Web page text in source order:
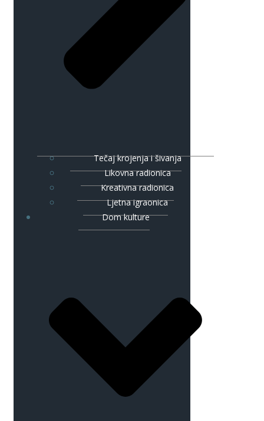
Tečaj krojenja i šivanja
Likovna radionica
Kreativna radionica
Ljetna igraonica
Dom kulture